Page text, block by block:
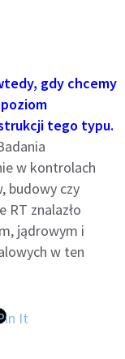
gdy chcemy
tego typu.
w kontrolach
budowy czy
RT znalazło
jądrowym i
w ten
It